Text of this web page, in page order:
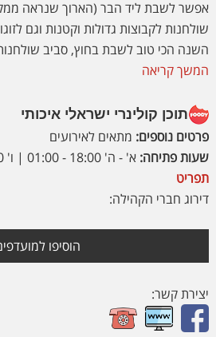
אפשר לשבת ליד הבר (הארוך שנראה
שולחנות לקבוצות גדולות וקטנות וגם
השנה הכי טוב לשבת בחוץ, סביב
המשך קריאה
תוכן קולינרי ישראלי איכותי
פרטים נוספים: מתאים לאירועים
שעות פתיחה: א' - ה' 18:00 - 01:00 | ו' 12:00 - 16:00
תפריט
דירוג חברי הקהילה:
הוסיפו
יצירת קשר: